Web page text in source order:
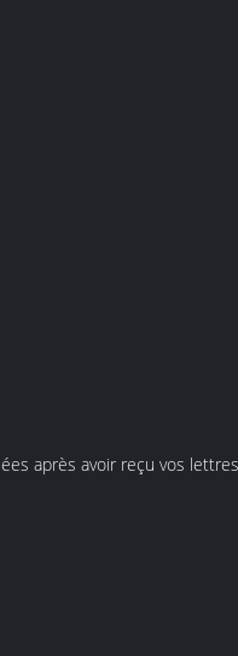
après avoir reçu vos lettres